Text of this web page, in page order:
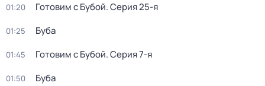
01:20 Готовим с Бубой. Серия 25-я
01:25 Буба
01:45 Готовим с Бубой. Серия 7-я
01:50 Буба